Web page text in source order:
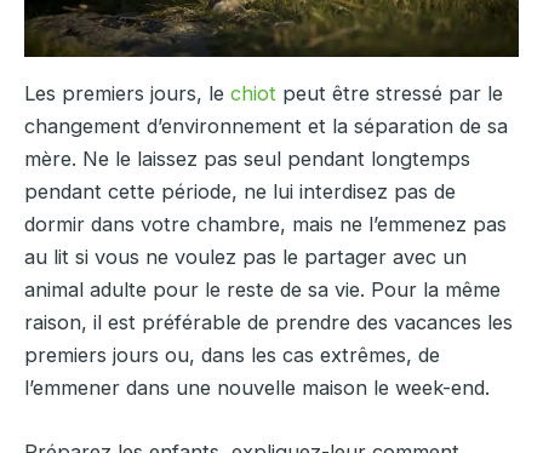
Les premiers jours, le chiot peut être stressé par le
changement d’environnement et la séparation de sa
mère. Ne le laissez pas seul pendant longtemps
pendant cette période, ne lui interdisez pas de
dormir dans votre chambre, mais ne l’emmenez pas
au lit si vous ne voulez pas le partager avec un
animal adulte pour le reste de sa vie. Pour la même
raison, il est préférable de prendre des vacances les
premiers jours ou, dans les cas extrêmes, de
l’emmener dans une nouvelle maison le week-end.